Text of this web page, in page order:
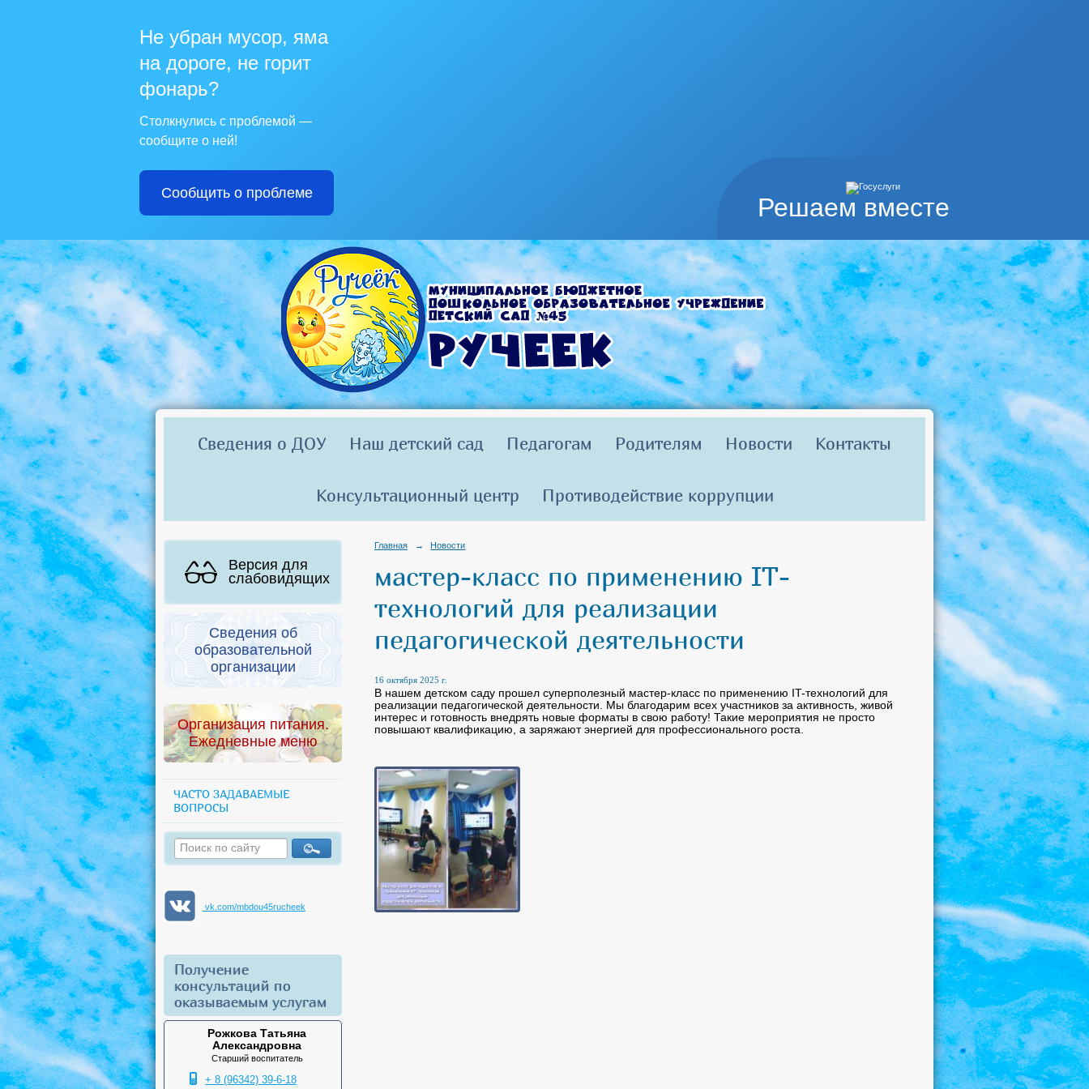
Решаем вместе
Не убран мусор, яма
на дороге, не горит
фонарь?
Столкнулись с проблемой —
сообщите о ней!
Сообщить о проблеме
Сведения о ДОУ Наш детский сад Педагогам Родителям Новости Контакты
Консультационный центр Противодействие коррупции
Версия для
слабовидящих
Сведения об
образовательной
организации
Организация питания.
Ежедневные меню
ЧАСТО ЗАДАВАЕМЫЕ
ВОПРОСЫ
vk.com/mbdou45rucheek
Получение
консультаций по
оказываемым услугам
Рожкова Татьяна
Александровна
Старший воспитатель
+ 8 (96342) 39-6-18
Главная → Новости
мастер-класс по применению IT-
технологий для реализации
педагогической деятельности
16 октября 2025 г.
В нашем детском саду прошел суперполезный мастер-класс по применению IT-технологий для
реализации педагогической деятельности. Мы благодарим всех участников за активность, живой
интерес и готовность внедрять новые форматы в свою работу! Такие мероприятия не просто
повышают квалификацию, а заряжают энергией для профессионального роста.